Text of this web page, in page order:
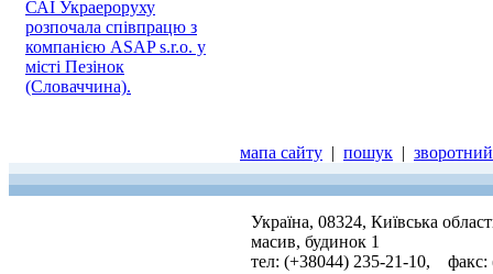
САІ Украероруху
розпочала співпрацю з
компанією ASAP s.r.o. у
місті Пезінок
(Словаччина).
мапа сайту | пошук |
Україна, 08324, Київська
масив, будинок 1
тел: (+38044) 235-21-10, факс: